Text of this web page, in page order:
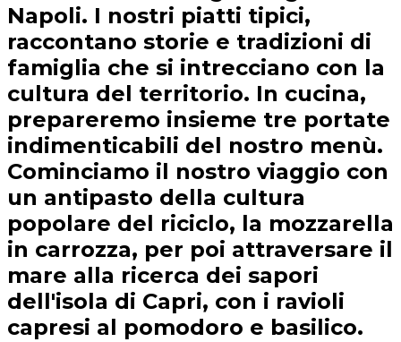
Napoli. I nostri piatti tipici,
raccontano storie e tradizioni di
famiglia che si intrecciano con la
cultura del territorio. In cucina,
prepareremo insieme tre portate
indimenticabili del nostro menù.
Cominciamo il nostro viaggio con
un antipasto della cultura
popolare del riciclo, la mozzarella
in carrozza, per poi attraversare il
mare alla ricerca dei sapori
dell'isola di Capri, con i ravioli
capresi al pomodoro e basilico.